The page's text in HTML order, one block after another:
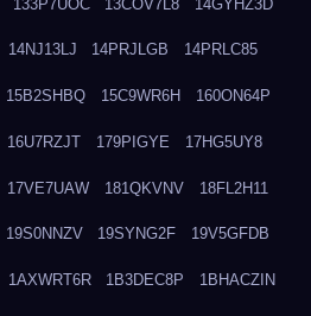
133P7UOC 13COV7L8 14GYHZ3D
14NJ13LJ 14PRJLGB 14PRLC85
15B2SHBQ 15C9WR6H 160ON64P
16U7RZJT 179PIGYE 17HG5UY8
17VE7UAW 181QKVNV 18FL2H11
19S0NNZV 19SYNG2F 19V5GFDB
1AXWRT6R 1B3DEC8P 1BHACZIN